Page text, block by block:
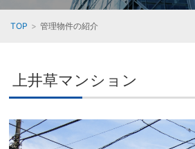
TOP 管理物件の紹介
上井草マンション